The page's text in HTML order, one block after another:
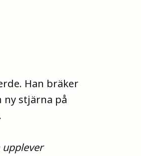
Han bräker
stjärna på